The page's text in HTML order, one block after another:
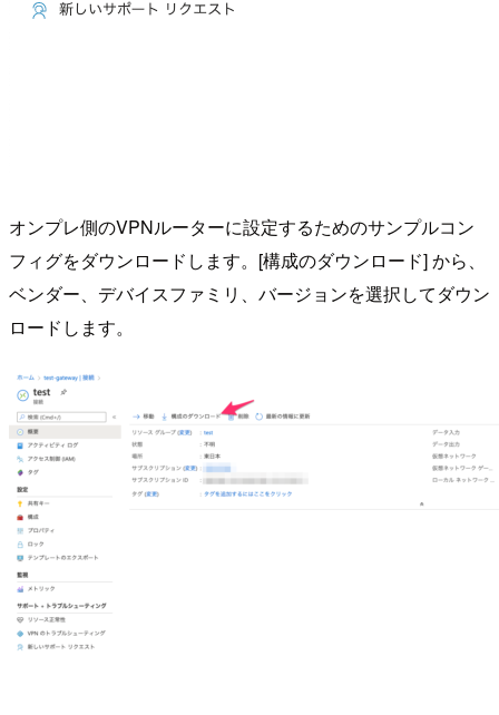
オンプレ側のVPNルーターに設定するためのサンプルコン
フィグをダウンロードします。[構成のダウンロード] から、
ベンダー、デバイスファミリ、バージョンを選択してダウン
ロードします。